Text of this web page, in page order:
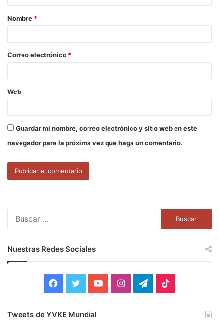
a
r
*
Nombre *
Correo electrónico *
Web
Guardar mi nombre, correo electrónico y sitio web en este
navegador para la próxima vez que haga un comentario.
:
Nuestras Redes Sociales
I
Tweets de YVKE Mundial